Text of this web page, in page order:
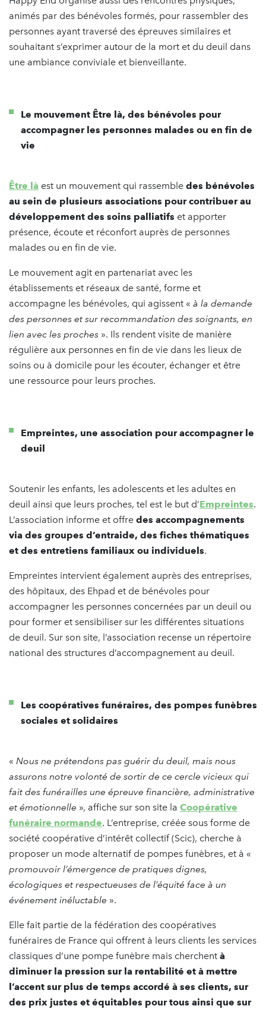
animés par des bénévoles formés, pour rassembler des
personnes ayant traversé des épreuves similaires et
souhaitant s’exprimer autour de la mort et du deuil dans
une ambiance conviviale et bienveillante.
Le mouvement Être là, des bénévoles pour
accompagner les personnes malades ou en fin de
vie
Être là est un mouvement qui rassemble des bénévoles
au sein de plusieurs associations pour contribuer au
développement des soins palliatifs et apporter
présence, écoute et réconfort auprès de personnes
malades ou en fin de vie.
Le mouvement agit en partenariat avec les
établissements et réseaux de santé, forme et
accompagne les bénévoles, qui agissent « à la demande
des personnes et sur recommandation des soignants, en
lien avec les proches ». Ils rendent visite de manière
régulière aux personnes en fin de vie dans les lieux de
soins ou à domicile pour les écouter, échanger et être
une ressource pour leurs proches.
Empreintes, une association pour accompagner le
deuil
Soutenir les enfants, les adolescents et les adultes en
deuil ainsi que leurs proches, tel est le but d’Empreintes.
L’association informe et offre des accompagnements
via des groupes d’entraide, des fiches thématiques
et des entretiens familiaux ou individuels.
Empreintes intervient également auprès des entreprises,
des hôpitaux, des Ehpad et de bénévoles pour
accompagner les personnes concernées par un deuil ou
pour former et sensibiliser sur les différentes situations
de deuil. Sur son site, l’association recense un répertoire
national des structures d’accompagnement au deuil.
Les coopératives funéraires, des pompes funèbres
sociales et solidaires
« Nous ne prétendons pas guérir du deuil, mais nous
assurons notre volonté de sortir de ce cercle vicieux qui
fait des funérailles une épreuve financière, administrative
et émotionnelle », affiche sur son site la Coopérative
funéraire normande. L’entreprise, créée sous forme de
société coopérative d’intérêt collectif (Scic), cherche à
proposer un mode alternatif de pompes funèbres, et à «
promouvoir l’émergence de pratiques dignes,
écologiques et respectueuses de l’équité face à un
événement inéluctable ».
Elle fait partie de la fédération des coopératives
funéraires de France qui offrent à leurs clients les services
classiques d’une pompe funèbre mais cherchent à
diminuer la pression sur la rentabilité et à mettre
l’accent sur plus de temps accordé à ses clients, sur
des prix justes et équitables pour tous ainsi que sur